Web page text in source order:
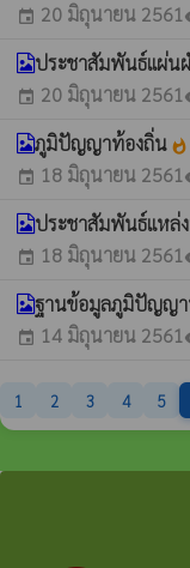
event 20 มิถุนายน 2561
ประชาสัมพันธ์แผ่น
event 20 มิถุนายน 2561
ภูมิปัญญาท้องถิ่น whatshot
event 18 มิถุนายน 2561
ประชาสัมพันธ์แหล่
event 18 มิถุนายน 2561
ฐานข้อมูลภูมิปัญญ
event 14 มิถุนายน 2561
1 2 3 4 5